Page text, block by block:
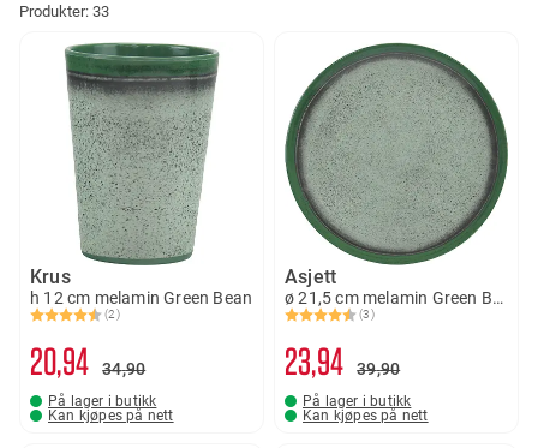
Produkter: 33
Krus
h 12 cm melamin Green Bean
Karakter:
(2)
4.5 av 5 mulige
2094 34 90
På lager i butikk
Kan kjøpes på nett
Asjett
ø 21,5 cm melamin Green Bean
Karakter:
(3)
4.3 av 5 mulige
23 94 39 90
På lager i butikk
Kan kjøpes på nett